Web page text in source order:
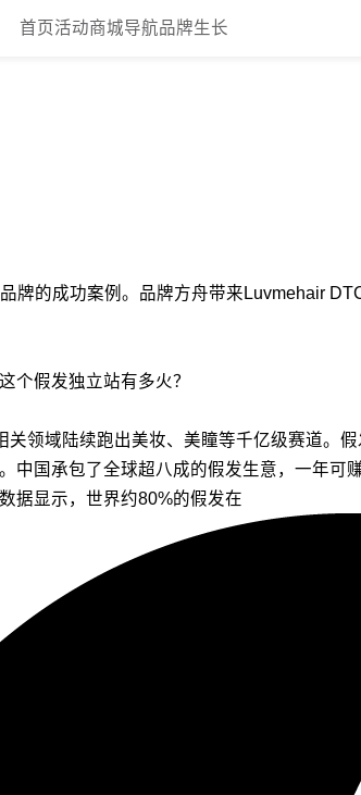
首页 活动商城导航品牌生长
牌的成功案例。品牌方舟带来Luvmehair
个假发独立站有多火？
关领域陆续跑出美妆、美瞳等千亿级赛道。
中国承包了全球超八成的假发生意，一年可
据显示，世界约80%的假发在